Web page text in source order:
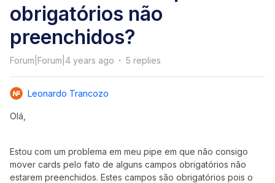
obrigatórios não
preenchidos?
Forum|Forum|4 years ago 5 replies
Leonardo Trancozo
Olá,
Estou com um problema em meu pipe em que não consigo
mover cards pelo fato de alguns campos obrigatórios não
estarem preenchidos. Estes campos são obrigatórios pois o